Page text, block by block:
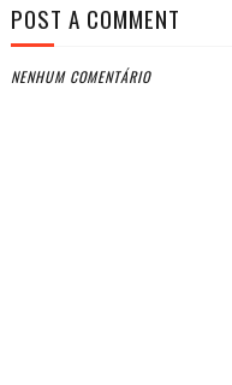
POST A COMMENT
NENHUM COMENTÁRIO